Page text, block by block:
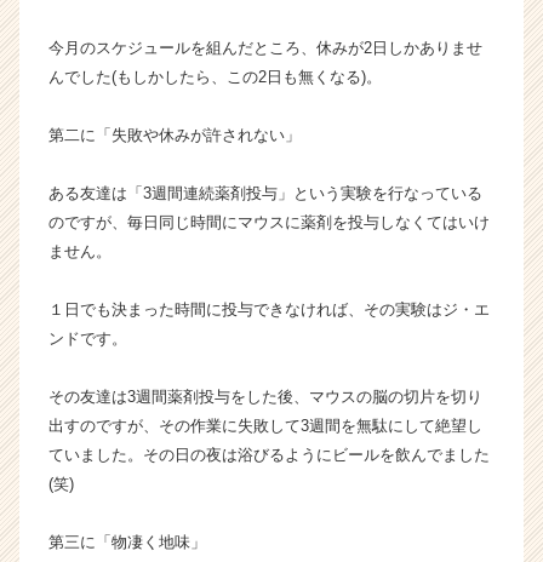
今月のスケジュールを組んだところ、休みが2日しかありませ
んでした(もしかしたら、この2日も無くなる)。
第二に「失敗や休みが許されない」
ある友達は「3週間連続薬剤投与」という実験を行なっている
のですが、毎日同じ時間にマウスに薬剤を投与しなくてはいけ
ません。
１日でも決まった時間に投与できなければ、その実験はジ・エ
ンドです。
その友達は3週間薬剤投与をした後、マウスの脳の切片を切り
出すのですが、その作業に失敗して3週間を無駄にして絶望し
ていました。その日の夜は浴びるようにビールを飲んでました
(笑)
第三に「物凄く地味」